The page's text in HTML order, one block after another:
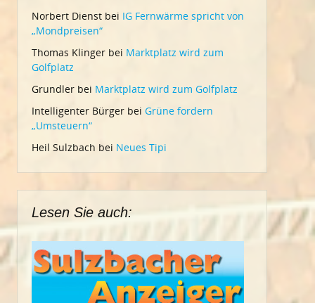
Norbert Dienst bei IG Fernwärme spricht von
„Mondpreisen“
Thomas Klinger bei Marktplatz wird zum
Golfplatz
Grundler bei Marktplatz wird zum Golfplatz
Intelligenter Bürger bei Grüne fordern
„Umsteuern“
Heil Sulzbach bei Neues Tipi
Lesen Sie auch: